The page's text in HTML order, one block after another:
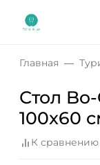
Главная
Стол
100x60
К сравнению